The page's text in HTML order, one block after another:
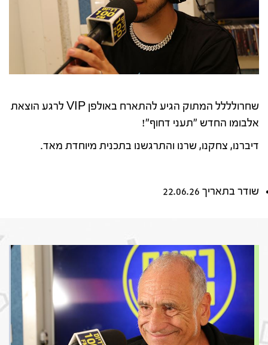
שחרולללל המתוק הגיע להתארח באולפן VIP לרגע הוצאת
אלבומו החדש "תעני דחוף"!
דיברנו, צחקנו, שרנו והתרגשנו בתכנית מיוחדת מאד.
שודר בתאריך 22.06.26